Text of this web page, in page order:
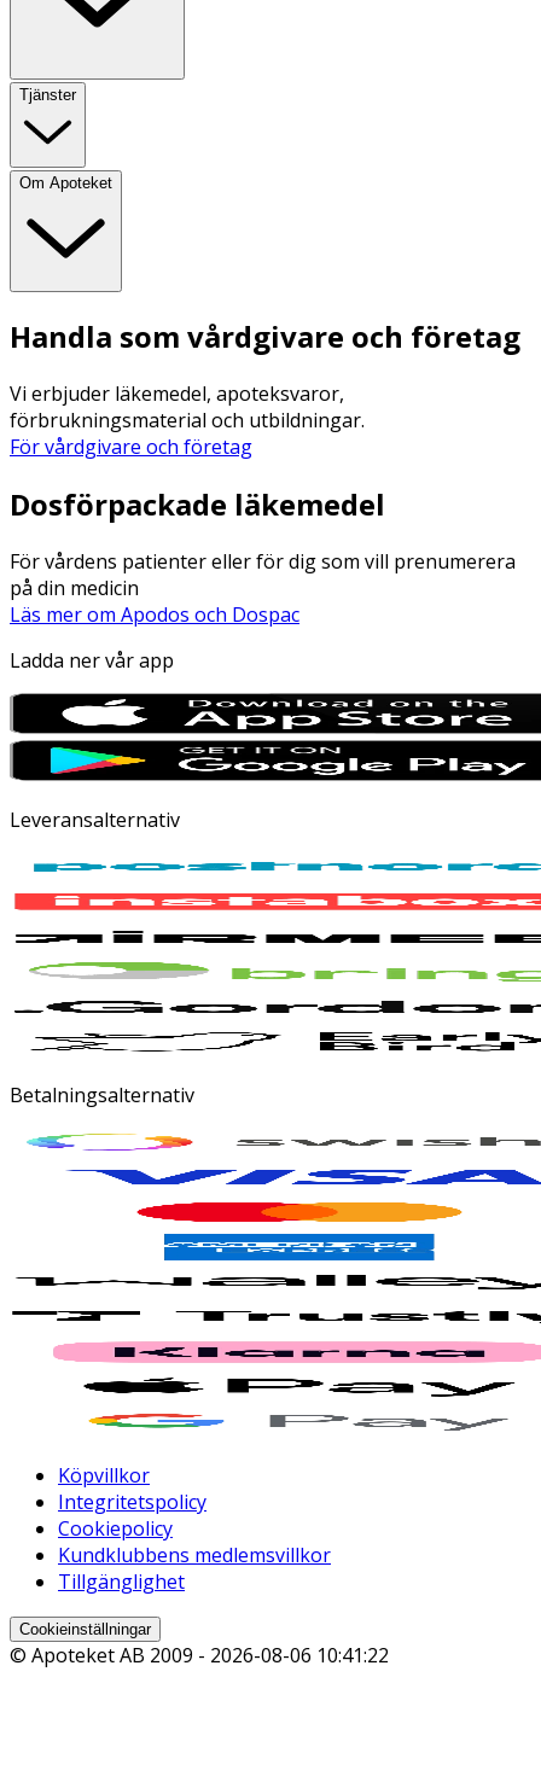
Tjänster
Om Apoteket
Handla som vårdgivare och företag
Vi erbjuder läkemedel, apoteksvaror,
förbrukningsmaterial och utbildningar.
För vårdgivare och företag
Dosförpackade läkemedel
För vårdens patienter eller för dig som vill prenumerera
på din medicin
Läs mer om Apodos och Dospac
Ladda ner vår app
Leveransalternativ
Betalningsalternativ
Köpvillkor
Integritetspolicy
Cookiepolicy
Kundklubbens medlemsvillkor
Tillgänglighet
Cookieinställningar
© Apoteket AB 2009 - 2026-08-06 10:41:22